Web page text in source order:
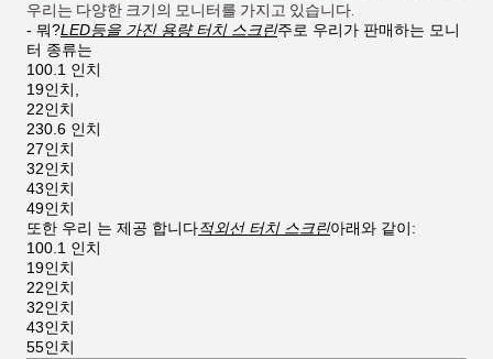
우리는 다양한 크기의 모니터를 가지고 있습니다.
- 뭐?LED등을 가진 용량 터치 스크린주로 우리가 판매하는 모니
터 종류는
100.1 인치
19인치,
22인치
230.6 인치
27인치
32인치
43인치
49인치
또한 우리 는 제공 합니다적외선 터치 스크린아래와 같이:
100.1 인치
19인치
22인치
32인치
43인치
55인치